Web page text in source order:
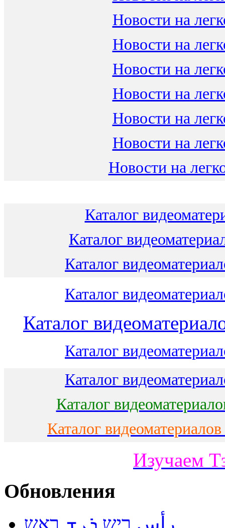
Новости на
Новости на
Новости на
Новости на
Новости на
Новости на
Новости на
Каталог
Каталог
Каталог
Каталог
Каталог
Каталог
Каталог
Каталог
Каталог
Изучаем
Обновления
رأس ריש ܪܝܫ ראש